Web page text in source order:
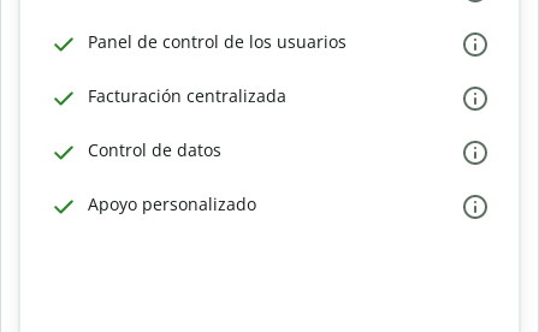
Panel de control de los usuarios
Facturación centralizada
Control de datos
Apoyo personalizado